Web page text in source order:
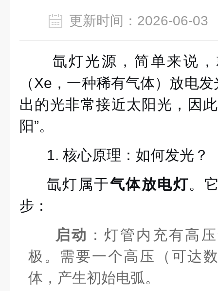
更新时间：2026-06-
氙灯光源，简单来说
（Xe，一种稀有气体）放电
出的光非常接近太阳光 ，因
阳”。
1. 核心原理：如何发光？
氙灯属于气体放电灯。
步：
启动 ：灯管内充有高
极。需要一个高压（可达
体，产生初始电弧。